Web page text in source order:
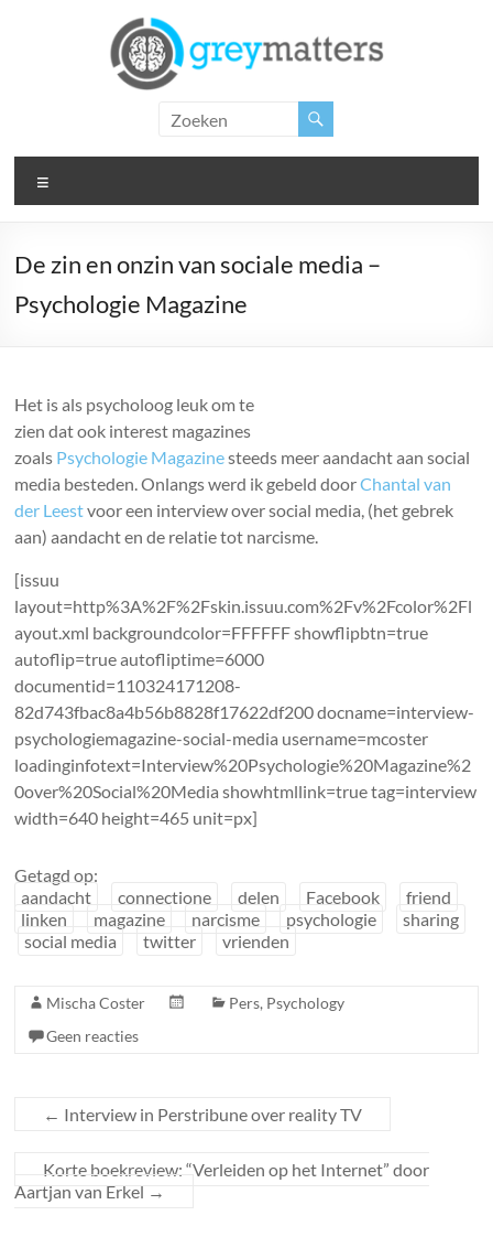
Matters
Insight.
Inspiration.
De zin en onzin van sociale media –
Psychologie Magazine
Het is als psycholoog leuk om te
zien dat ook interest magazines
zoals Psychologie Magazinesteeds meer aandacht aan social
media besteden. Onlangs werd ik gebeld doorChantal van
der Leestvoor een interview over social media, (het gebrek
aan) aandacht en de relatie tot narcisme.
[issuu
layout=http%3A%2F%2Fskin.issuu.com%2Fv%2Fcolor%2Fl
ayout.xml backgroundcolor=FFFFFF showflipbtn=true
autoflip=true autofliptime=6000
documentid=110324171208-
82d743fbac8a4b56b8828f17622df200 docname=interview-
psychologiemagazine-social-media username=mcoster
loadinginfotext=Interview%20Psychologie%20Magazine%2
0over%20Social%20Media showhtmllink=true tag=interview
width=640 height=465 unit=px]
Getagd op:
aandacht
connectione delen Facebook
friend
linken
magazine narcisme psychologie
sharing
social media
twitter vrienden
Mischa Coster Pers, Psychology
Geen reacties
← Interview in Perstribune over reality TV
Korte boekreview: “Verleiden op het Internet” door
Aartjan van Erkel →